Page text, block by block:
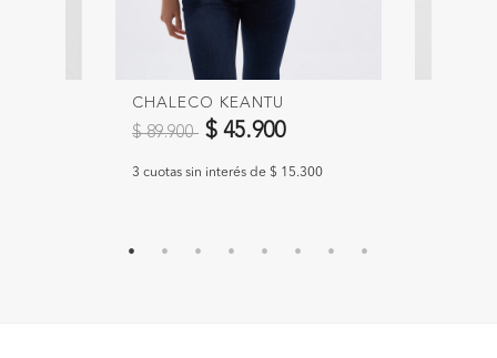
CHALECO KEANTU
Precio reducido de
$ 89.900 a$ 45.900
3 cuotas sin interés de $ 15.300